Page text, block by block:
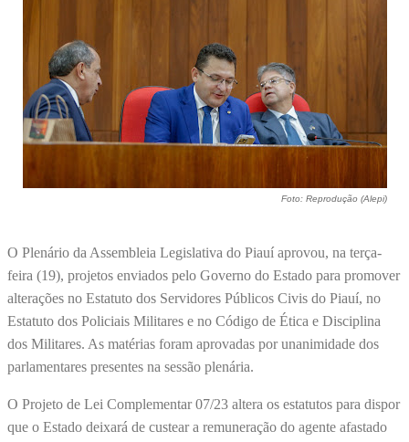
Foto: Reprodução (Alepi)
O Plenário da Assembleia Legislativa do Piauí aprovou, na terça-
feira (19), projetos enviados pelo Governo do Estado para promover
alterações no Estatuto dos Servidores Públicos Civis do Piauí, no
Estatuto dos Policiais Militares e no Código de Ética e Disciplina
dos Militares. As matérias foram aprovadas por unanimidade dos
parlamentares presentes na sessão plenária.
O Projeto de Lei Complementar 07/23 altera os estatutos para dispor
que o Estado deixará de custear a remuneração do agente afastado